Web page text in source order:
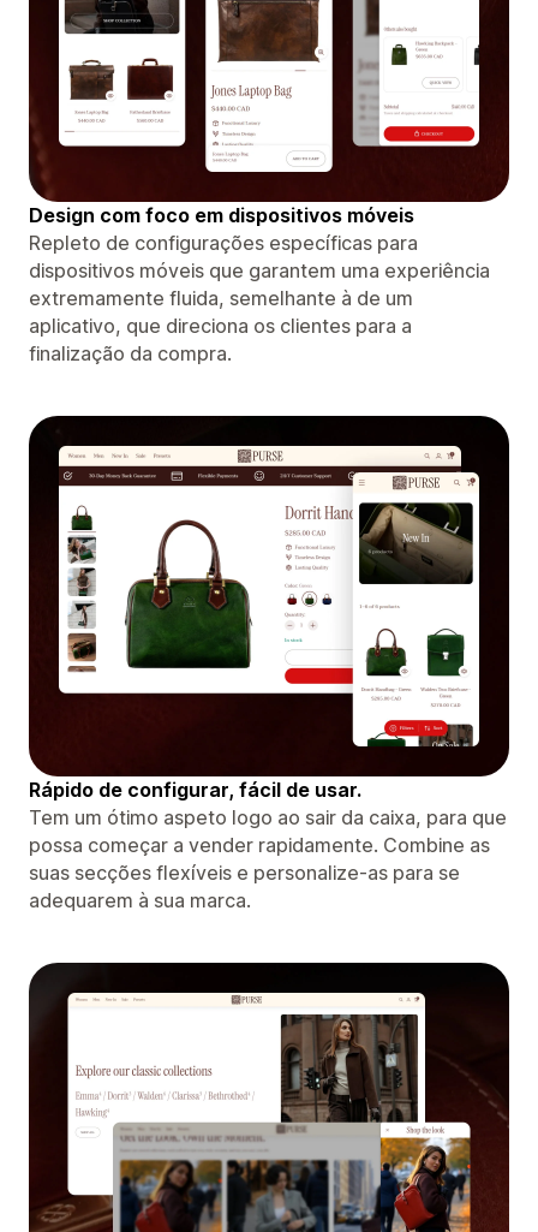
Design com foco em dispositivos móveis
Repleto de configurações específicas para
dispositivos móveis que garantem uma experiência
extremamente fluida, semelhante à de um
aplicativo, que direciona os clientes para a
finalização da compra.
Rápido de configurar, fácil de usar.
Tem um ótimo aspeto logo ao sair da caixa, para que
possa começar a vender rapidamente. Combine as
suas secções flexíveis e personalize-as para se
adequarem à sua marca.